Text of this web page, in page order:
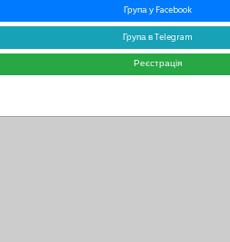
Група у Facebook
Група в Telegram
Реєстрація